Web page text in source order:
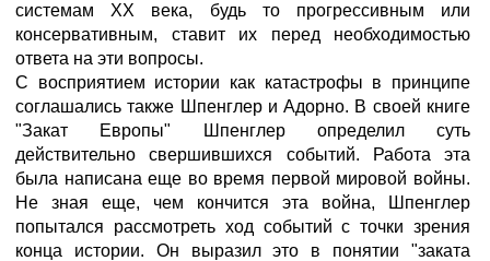
системам ХХ века, будь то прогрессивным или
консервативным, ставит их перед необходимостью
ответа на эти вопросы.
С восприятием истории как катастрофы в принципе
соглашались также Шпенглер и Адорно. В своей книге
"Закат Европы" Шпенглер определил суть
действительно свершившихся событий. Работа эта
была написана еще во время первой мировой войны.
Не зная еще, чем кончится эта война, Шпенглер
попытался рассмотреть ход событий с точки зрения
конца истории. Он выразил это в понятии "заката